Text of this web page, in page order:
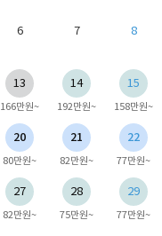
6 7 8
13
166만원~
14
192만원~
15
158만원~
20
80만원~
21
82만원~
22
77만원~
27
82만원~
28
75만원~
29
77만원~